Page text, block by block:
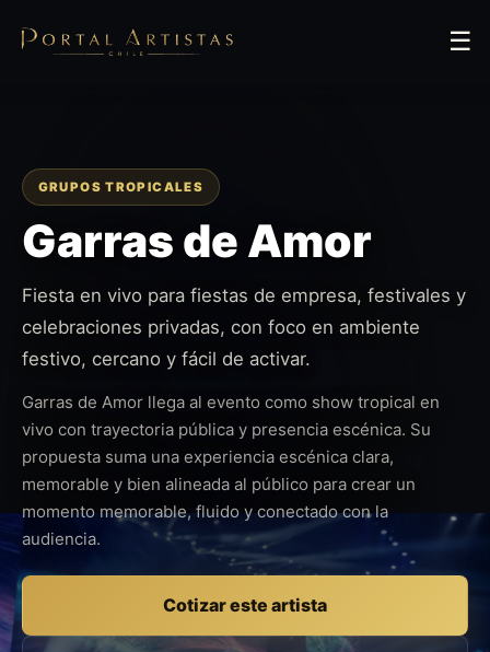
☰
GRUPOS TROPICALES
Garras de Amor
Fiesta en vivo para fiestas de empresa, festivales y
celebraciones privadas, con foco en ambiente
festivo, cercano y fácil de activar.
Garras de Amor llega al evento como show tropical en
vivo con trayectoria pública y presencia escénica. Su
propuesta suma una experiencia escénica clara,
memorable y bien alineada al público para crear un
momento memorable, fluido y conectado con la
audiencia.
Cotizar este artista